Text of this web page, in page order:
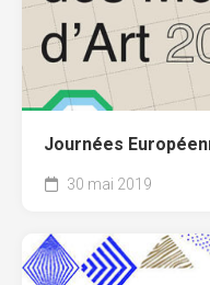
Journées
30 mai 2019